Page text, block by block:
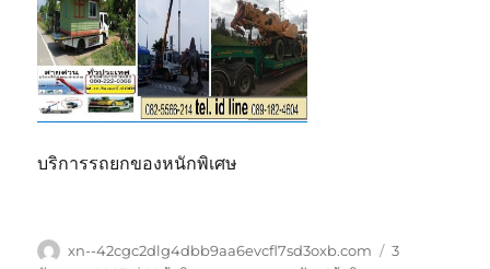
บริการรถยกของหนักพิเศษ
ผู้
xn--42cgc2dlg4dbb9aa6evcfl7sd3oxb.com
เขียน
3